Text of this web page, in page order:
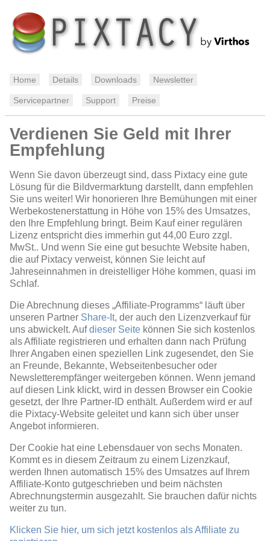
Home Details Downloads Newsletter
Servicepartner Support Preise
Verdienen Sie Geld mit Ihrer
Empfehlung
Wenn Sie davon überzeugt sind, dass Pixtacy eine gute
Lösung für die Bildvermarktung darstellt, dann empfehlen
Sie uns weiter! Wir honorieren Ihre Bemühungen mit einer
Werbekostenerstattung in Höhe von 15% des Umsatzes,
den Ihre Empfehlung bringt. Beim Kauf einer regulären
Lizenz entspricht dies immerhin gut 44,00 Euro zzgl.
MwSt.. Und wenn Sie eine gut besuchte Website haben,
die auf Pixtacy verweist, können Sie leicht auf
Jahreseinnahmen in dreistelliger Höhe kommen, quasi im
Schlaf.
Die Abrechnung dieses „Affiliate-Programms“ läuft über
unseren Partner Share-It, der auch den Lizenzverkauf für
uns abwickelt. Aufdieser Seite können Sie sich kostenlos
als Affiliate registrieren und erhalten dann nach Prüfung
Ihrer Angaben einen speziellen Link zugesendet, den Sie
an Freunde, Bekannte, Webseitenbesucher oder
Newsletterempfänger weitergeben können. Wenn jemand
auf diesen Link klickt, wird in dessen Browser ein Cookie
gesetzt, der Ihre Partner-ID enthält. Außerdem wird er auf
die Pixtacy-Website geleitet und kann sich über unser
Angebot informieren.
Der Cookie hat eine Lebensdauer von sechs Monaten.
Kommt es in diesem Zeitraum zu einem Lizenzkauf,
werden Ihnen automatisch 15% des Umsatzes auf Ihrem
Affiliate-Konto gutgeschrieben und beim nächsten
Abrechnungstermin ausgezahlt. Sie brauchen dafür nichts
weiter zu tun.
Klicken Sie hier, um sich jetzt kostenlos als Affiliate zu